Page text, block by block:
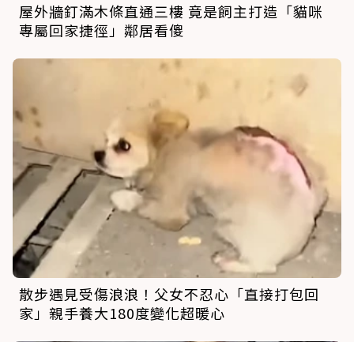
屋外牆釘滿木條直通三樓 竟是飼主打造「貓咪
專屬回家捷徑」鄰居看傻
散步遇見受傷浪浪！父女不忍心「直接打包回
家」親手養大180度變化超暖心